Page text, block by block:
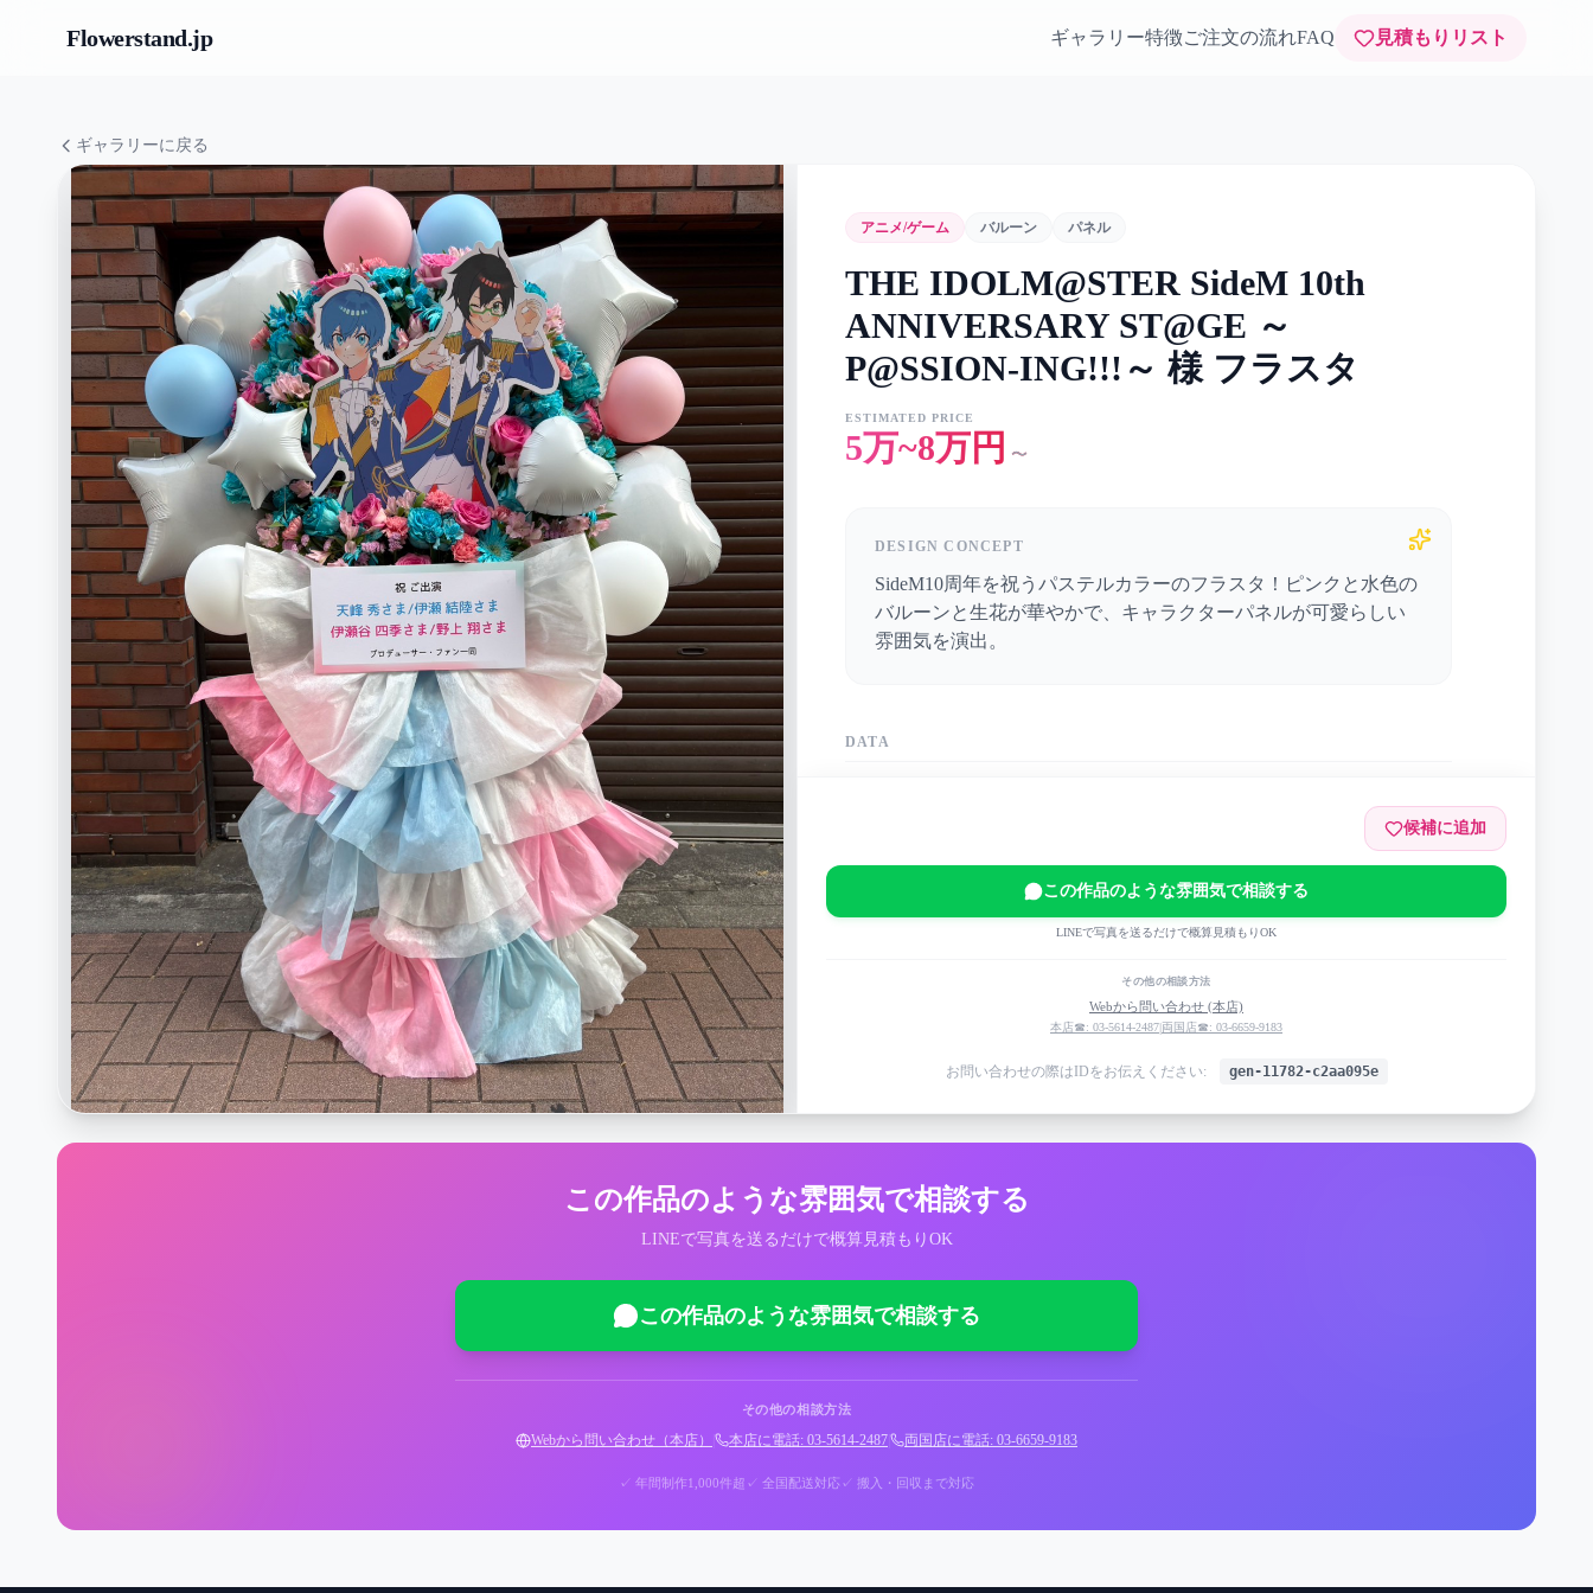
Flowerstand.jp ギャラリー特徴ご注文の流れFAQ 見積もりリスト
ギャラリーに戻る
アニメ/ゲーム バルーン パネル
THE IDOLM@STER SideM 10th
ANNIVERSARY ST@GE ～
P@SSION-ING!!!～ 様 フラスタ
ESTIMATED PRICE
5万~8万円 〜
DESIGN CONCEPT
SideM10周年を祝うパステルカラーのフラスタ！ピンクと水色の
バルーンと生花が華やかで、キャラクターパネルが可愛らしい
雰囲気を演出。
DATA
EVENT
THE IDOLM@STER SideM 10th ANNIVERSARY ST@GE ～P@SSION-
候補に追加
この作品のような雰囲気で相談する
LINEで写真を送るだけで概算見積もりOK
その他の相談方法
Webから問い合わせ (本店)
本店☎: 03-5614-2487|両国店☎: 03-6659-9183
お問い合わせの際はIDをお伝えください: gen-11782-c2aa095e
この作品のような雰囲気で相談する
LINEで写真を送るだけで概算見積もりOK
この作品のような雰囲気で相談する
その他の相談方法
Webから問い合わせ（本店） 本店に電話: 03-5614-2487 両国店に電話: 03-6659-9183
✓ 年間制作1,000件超 ✓ 全国配送対応✓ 搬入・回収まで対応